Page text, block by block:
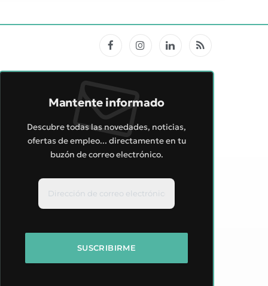
FacebookInstagramLinkedInRSS
Mantente informado
Descubre todas las novedades, noticias,
ofertas de empleo... directamente en tu
buzón de correo electrónico.